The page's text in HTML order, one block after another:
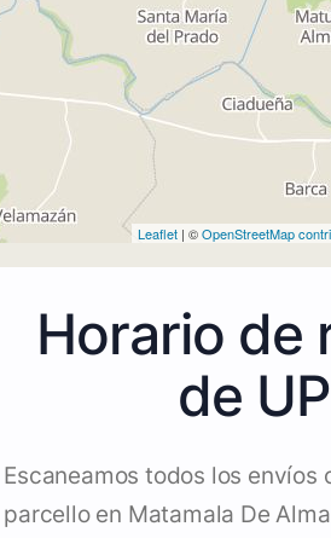
Leaflet | ©OpenStreetMap
Horario de
de
Escaneamos todos los envíos
parcello en Matamala De